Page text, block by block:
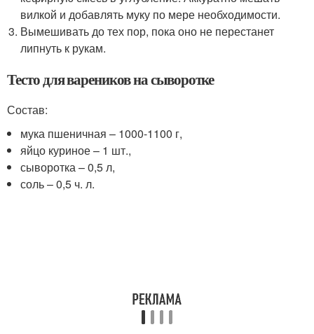
вилкой и добавлять муку по мере необходимости.
Вымешивать до тех пор, пока оно не перестанет
липнуть к рукам.
Тесто для вареников на сыворотке
Состав:
мука пшеничная – 1000-1100 г,
яйцо куриное – 1 шт.,
сыворотка – 0,5 л,
соль – 0,5 ч. л.